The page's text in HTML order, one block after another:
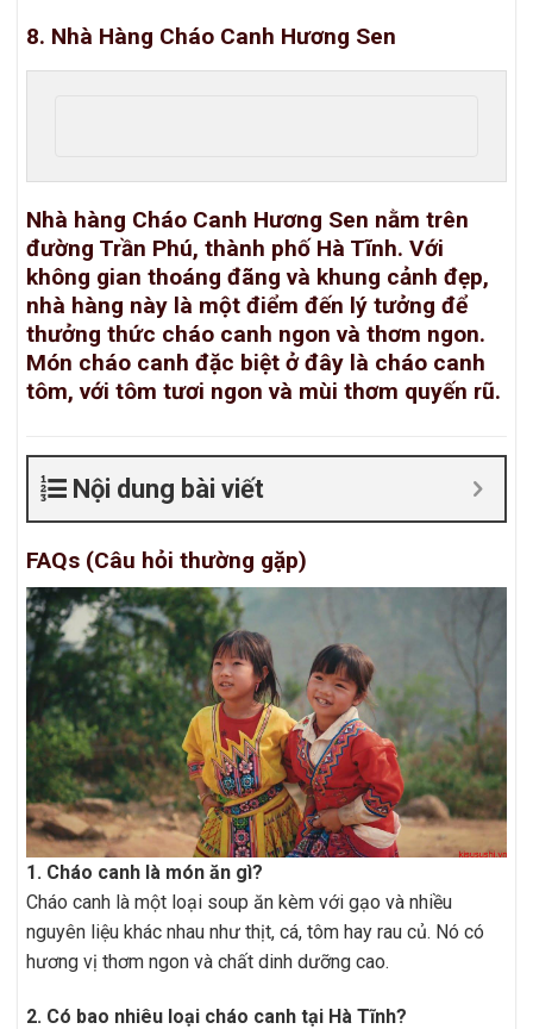
8. Nhà Hàng Cháo Canh Hương Sen
Nhà hàng Cháo Canh Hương Sen nằm trên
đường Trần Phú, thành phố Hà Tĩnh. Với
không gian thoáng đãng và khung cảnh đẹp,
nhà hàng này là một điểm đến lý tưởng để
thưởng thức cháo canh ngon và thơm ngon.
Món cháo canh đặc biệt ở đây là cháo canh
tôm, với tôm tươi ngon và mùi thơm quyến rũ.
Nội dung bài viết
FAQs (Câu hỏi thường gặp)
1. Cháo canh là món ăn gì?
Cháo canh là một loại soup ăn kèm với gạo và nhiều
nguyên liệu khác nhau như thịt, cá, tôm hay rau củ. Nó có
hương vị thơm ngon và chất dinh dưỡng cao.
2. Có bao nhiêu loại cháo canh tại Hà Tĩnh?